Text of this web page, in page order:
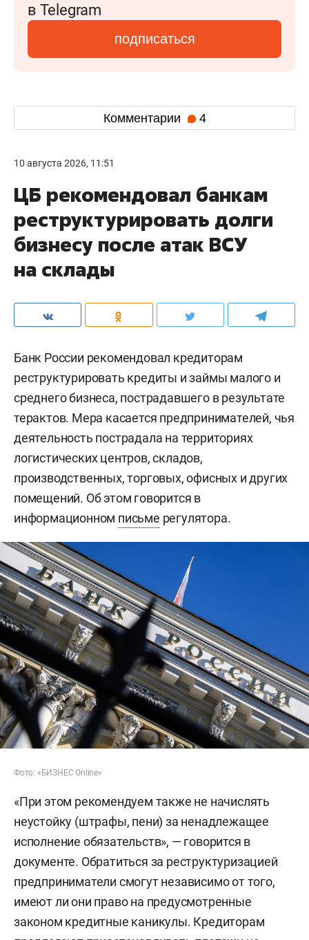
в Telegram
подписаться
Комментарии 4
10 августа 2026, 11:51
ЦБ рекомендовал банкам
реструктурировать долги
бизнесу после атак ВСУ
на склады
Банк России рекомендовал кредиторам
реструктурировать кредиты и займы малого и
среднего бизнеса, пострадавшего в результате
терактов. Мера касается предпринимателей, чья
деятельность пострадала на территориях
логистических центров, складов,
производственных, торговых, офисных и других
помещений. Об этом говорится в
информационном письме регулятора.
Фото: «БИЗНЕС Online»
«При этом рекомендуем также не начислять
неустойку (штрафы, пени) за ненадлежащее
исполнение обязательств», — говорится в
документе. Обратиться за реструктуризацией
предприниматели смогут независимо от того,
имеют ли они право на предусмотренные
законом кредитные каникулы. Кредиторам